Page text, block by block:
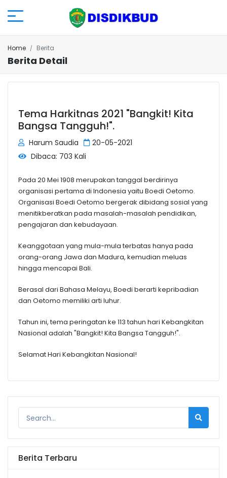
Home Berita
Berita Detail
Tema Harkitnas 2021 "Bangkit! Kita
Bangsa Tangguh!".
Harum Saudia
20-05-2021
Dibaca: 703 Kali
Pada 20 Mei 1908 merupakan tanggal berdirinya
organisasi pertama di Indonesia yaitu Boedi Oetomo.
Organisasi Boedi Oetomo bergerak dibidang sosial yang
menitikberatkan pada masalah-masalah pendidikan,
pengajaran dan kebudayaan.
Keanggotaan yang mula-mula terbatas hanya pada
orang-orang Jawa dan Madura, kemudian meluas
hingga mencapai Bali.
Berasal dari Bahasa Melayu, Boedi berarti kepribadian
dan Oetomo memiliki arti luhur.
Tahun ini, tema peringatan ke 113 tahun hari Kebangkitan
Nasional adalah "Bangkit! Kita Bangsa Tangguh!".
Selamat Hari Kebangkitan Nasional!
Berita Terbaru